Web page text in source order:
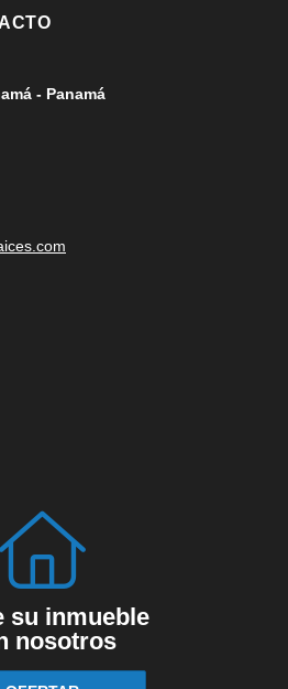
- Panamá
su inmueble
nosotros